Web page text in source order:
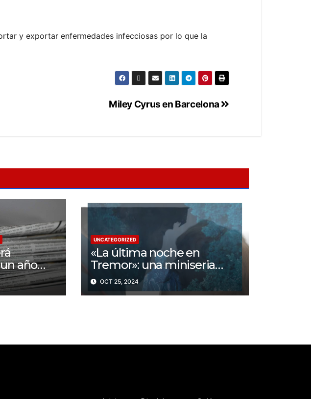
y exportar enfermedades infecciosas por lo que la
Miley Cyrus en Barcelona
año
de
de los
UNCATEGORIZED
«La última noche en
Tremor»: una miniseria
psicológica ¿Cuál es su
trama?
OCT 25, 2024